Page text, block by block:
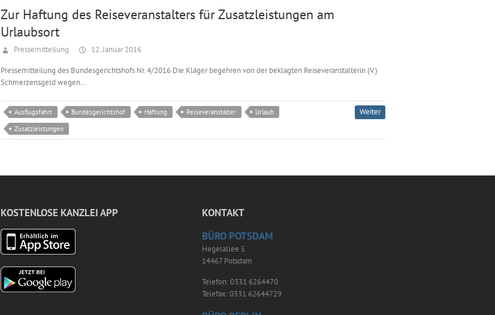
Zur Haftung des Reiseveranstalters für Zusatzleistungen am
Urlaubsort
Pressemitteilung 12. Januar 2016
Pressemitteilung des Bundesgerichtshofs Nr. 4/2016 Die Kläger begehren von der beklagten Reiseveranstalterin (V.)
Schmerzensgeld wegen…
Ausflugsfahrt Bundesgerichtshof Haftung Reiseveranstalter
Urlaub
Zusatzleistungen
Weiter
KOSTENLOSE KANZLEI APP
KONTAKT
BÜRO POTSDAM
Hegelallee 5
14467 Potsdam
Telefon: 0331 6264470
Telefax: 0331 62644729